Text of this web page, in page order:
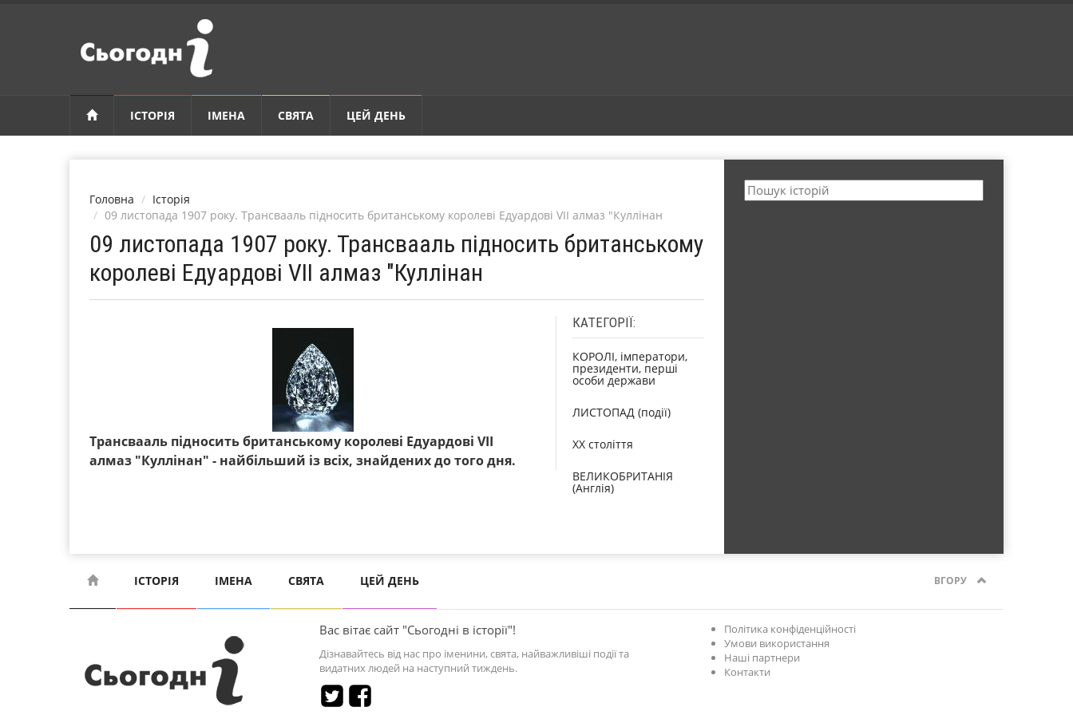
ІСТОРІЯ ІМЕНА СВЯТА ЦЕЙ ДЕНЬ
Головна
Історія
09 листопада 1907 року. Трансвааль підносить британському королеві Едуардові VІІ алмаз "Куллінан
09 листопада 1907 року. Трансвааль підносить британському
королеві Едуардові VІІ алмаз "Куллінан
Трансвааль підносить британському королеві Едуардові VІІ
алмаз "Куллінан" - найбільший із всіх, знайдених до того дня.
КАТЕГОРІЇ:
КОРОЛІ, імператори,
президенти, перші
особи держави
ЛИСТОПАД (події)
XX століття
ВЕЛИКОБРИТАНІЯ
(Англія)
ІСТОРІЯ ІМЕНА СВЯТА ЦЕЙ ДЕНЬ ВГОРУ
Вас вітає сайт "Сьогодні в історії"!
Дізнавайтесь від нас про іменини, свята, найважливіші події та
видатних людей на наступний тиждень.
Політика конфіденційності
Умови використання
Наші партнери
Контакти